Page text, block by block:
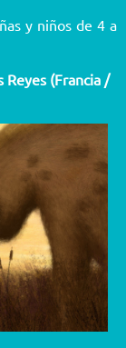
y niños de 4 a
Reyes (Francia /